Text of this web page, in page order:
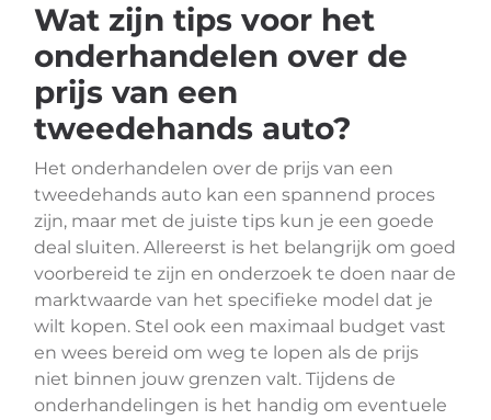
Wat zijn tips voor het
onderhandelen over de
prijs van een
tweedehands auto?
Het onderhandelen over de prijs van een
tweedehands auto kan een spannend proces
zijn, maar met de juiste tips kun je een goede
deal sluiten. Allereerst is het belangrijk om goed
voorbereid te zijn en onderzoek te doen naar de
marktwaarde van het specifieke model dat je
wilt kopen. Stel ook een maximaal budget vast
en wees bereid om weg te lopen als de prijs
niet binnen jouw grenzen valt. Tijdens de
onderhandelingen is het handig om eventuele